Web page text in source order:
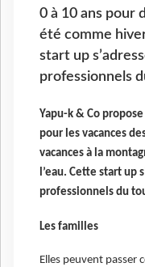
0 à 10 ans pour
été comme
start up
professionnels
Yapu-k & Co
pour les vacances
vacances à la
l’eau. Cette start up
professionnels du
Les familles
Elles peuvent passer